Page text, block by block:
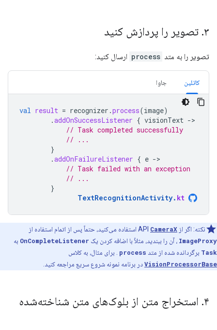
۳. تصویر را پردازش کنید
تصویر را به متد process ارسال کنید:
کاتلین جاوا
val result = recognizer .process(image)
.addOnSuccessListener { visionText -
// Task completed successfully
// ...
}
.addOnFailureListener { e -
// Task failed with an exception
// ...
}
TextRecognitionActivity. kt
نکته: اگر از API CameraX
استفاده می‌کنید، حتماً پس از اتمام استفاده از
ImageProxy ، آن را ببندید، مثلاً با اضافه کردن یک OnCompleteListener به
Task برگردانده شده از متد process . برای مثال، به کلاس
VisionProcessorBaseدر برنامه نمونه شروع سریع مراجعه کنید.
۴. استخراج متن از بلوک‌های متن شناخته‌شده